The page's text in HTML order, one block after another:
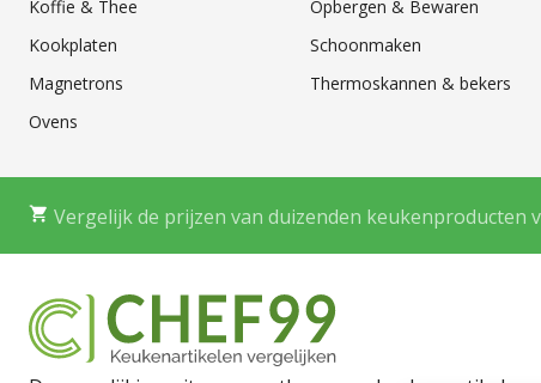
Koffie & Thee
Kookplaten
Magnetrons
Ovens
Opbergen & Bewaren
Schoonmaken
Thermoskannen & bekers
Vergelijk de prijzen van duizenden keukenproducten